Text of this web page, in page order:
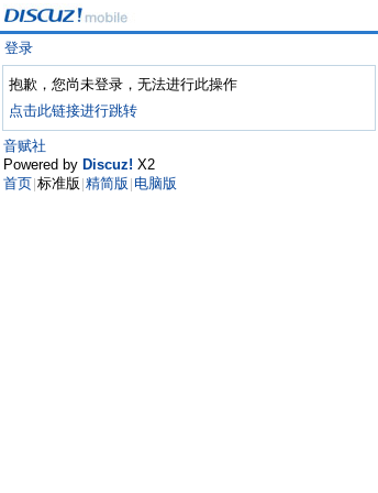
登录
抱歉，您尚未登录，无法进行此操作
点击此链接进行跳转
音赋社
Powered by Discuz! X2
首页 标准版 精简版 电脑版